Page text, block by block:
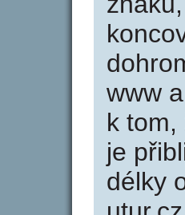
www
k
je
délky